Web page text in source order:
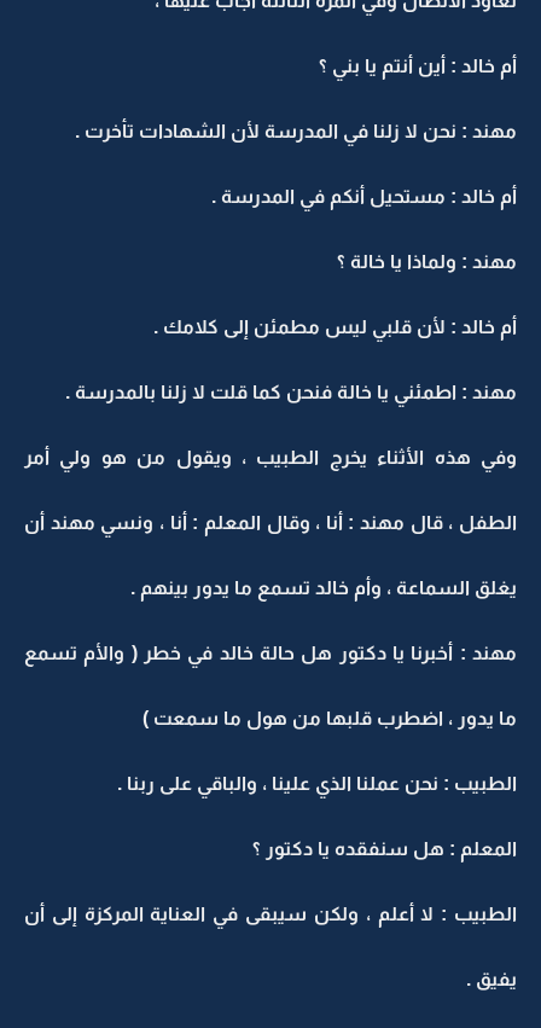
أم خالد : أين أنتم يا بني ؟
مهند : نحن لا زلنا في المدرسة لأن الشهادات تأخرت .
أم خالد : مستحيل أنكم في المدرسة .
مهند : ولماذا يا خالة ؟
أم خالد : لأن قلبي ليس مطمئن إلى كلامك .
مهند : اطمئني يا خالة فنحن كما قلت لا زلنا بالمدرسة .
وفي هذه الأثناء يخرج الطبيب ، ويقول من هو ولي أمر
الطفل ، قال مهند : أنا ، وقال المعلم : أنا ، ونسي مهند أن
يغلق السماعة ، وأم خالد تسمع ما يدور بينهم .
مهند : أخبرنا يا دكتور هل حالة خالد في خطر ( والأم تسمع
ما يدور ، اضطرب قلبها من هول ما سمعت )
الطبيب : نحن عملنا الذي علينا ، والباقي على ربنا .
المعلم : هل سنفقده يا دكتور ؟
الطبيب : لا أعلم ، ولكن سيبقى في العناية المركزة إلى أن
يفيق .